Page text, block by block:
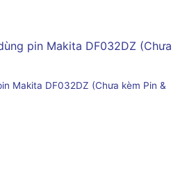
Makita DF032DZ (Chưa kèm Pin &